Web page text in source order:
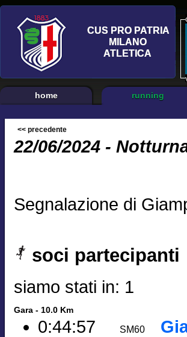
home running
<< precedente
22/06/2024 -
Segnalazione di
soci partecipanti
siamo stati in: 1
Gara - 10.0 Km
0:44:57 SM60